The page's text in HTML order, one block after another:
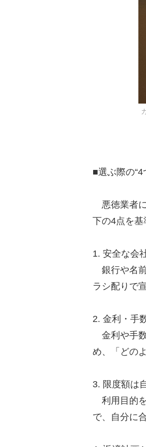
■選ぶ際の“4
悪徳業者
下の4点を基
1. 安全な会
銀行や名
ラシ配りで
2. 金利・手
金利や手
め、「どの
3. 限度額は
利用目的
で、自分に